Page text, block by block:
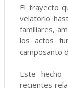
El trayecto
velatorio
familiares,
los actos
camposanto
Este
recientes